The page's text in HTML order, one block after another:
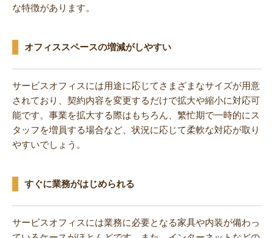
な特徴があります。
オフィススペースの増減がしやすい
サービスオフィスには用途に応じてさまざまなサイズが用意
されており、契約内容を変更するだけで拡大や縮小に対応可
能です。事業を拡大する際はもちろん、繁忙期で一時的にス
タッフを増員する場合など、状況に応じて柔軟な対応が取り
やすいでしょう。
すぐに業務がはじめられる
サービスオフィスには業務に必要となる家具や内装が備わっ